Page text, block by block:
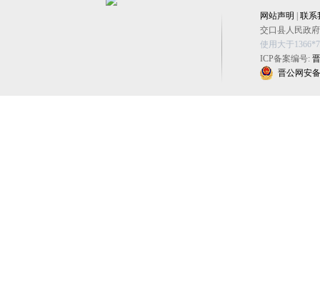
网站声明
联系
交口县人民政
使用大于
ICP备案编号:
晋公网安